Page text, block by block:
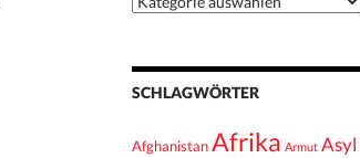
SCHLAGWÖRTER
AfghanistanAfrika Armut Asyl